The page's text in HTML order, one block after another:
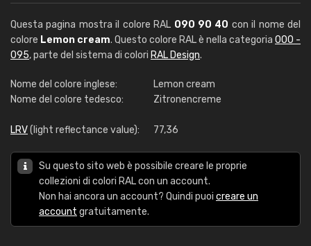
Questa pagina mostra il colore RAL 090 90 40 con il nome del
colore Lemon cream. Questo colore RAL è nella categoria 000 -
095, parte del sistema di colori RAL Design.
Nome del colore inglese:
Lemon cream
Nome del colore tedesco:
Zitronencreme
LRV(light reflectance value): 77,36
Su questo sito web è possibile creare le proprie
collezioni di colori RAL con un account.
Non hai ancora un account? Quindi puoi creare un
account gratuitamente.